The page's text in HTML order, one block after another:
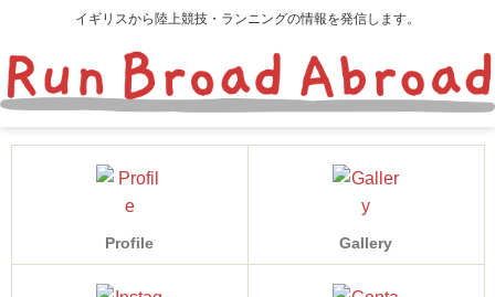
イギリスから陸上競技・ランニングの情報を発信します。
Profile Gallery